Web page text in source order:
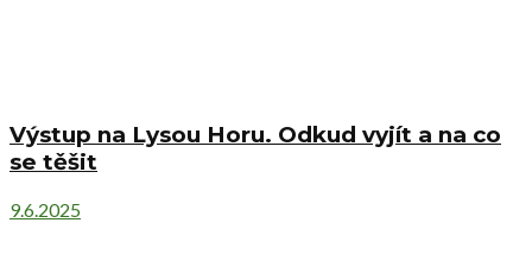
Výstup na Lysou Horu. Odkud vyjít a na co
se těšit
9.6.2025